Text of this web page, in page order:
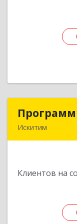
Искитим
Клиентов на